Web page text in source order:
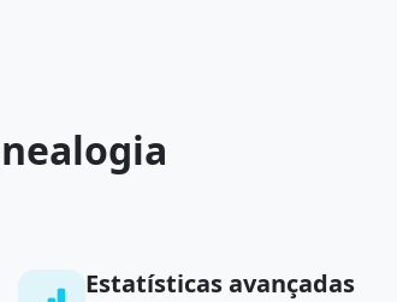
Estatísticas avançadas